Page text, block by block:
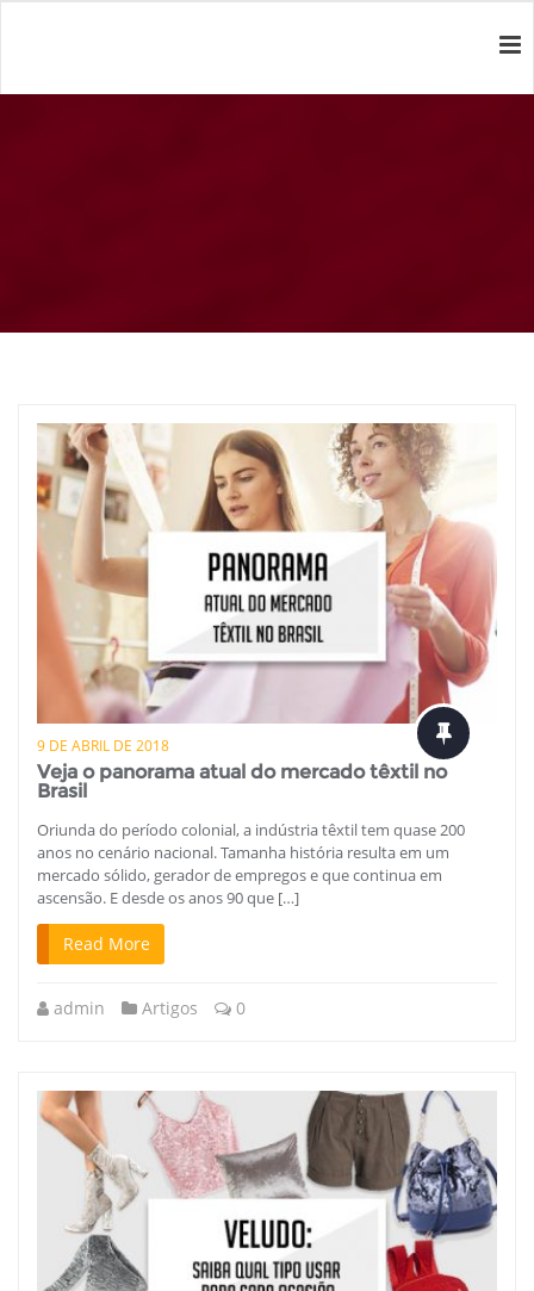
9 DE ABRIL DE 2018
Veja o panorama atual do mercado têxtil no
Brasil
Oriunda do período colonial, a indústria têxtil tem quase 200
anos no cenário nacional. Tamanha história resulta em um
mercado sólido, gerador de empregos e que continua em
ascensão. E desde os anos 90 que […]
Read More
admin Artigos 0